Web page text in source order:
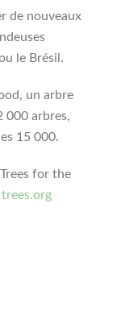
de nouveaux
le Brésil.
un arbre
000 arbres,
15 000.
for the
trees.org